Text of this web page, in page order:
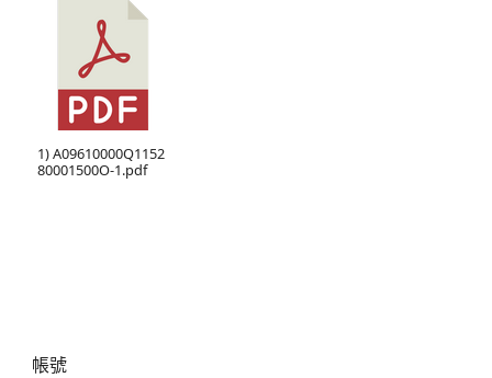
1) A09610000Q1152
80001500O-1.pdf
帳號